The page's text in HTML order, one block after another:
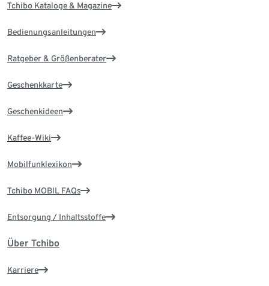
Tchibo Kataloge & Magazine
Bedienungsanleitungen
Ratgeber & Größenberater
Geschenkkarte
Geschenkideen
Kaffee-Wiki
Mobilfunklexikon
Tchibo MOBIL FAQs
Entsorgung / Inhaltsstoffe
Über Tchibo
Karriere